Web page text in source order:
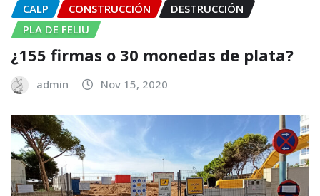
CALP CONSTRUCCIÓN
DESTRUCCIÓN
PLA DE FELIU
¿155 firmas o 30 monedas de plata?
admin Nov 15, 2020